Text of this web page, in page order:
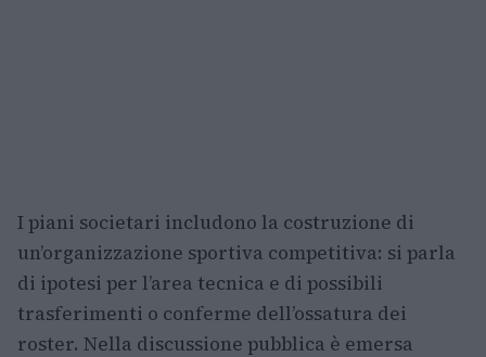
I piani societari includono la costruzione di
un’organizzazione sportiva competitiva: si parla
di ipotesi per l’area tecnica e di possibili
trasferimenti o conferme dell’ossatura dei
roster. Nella discussione pubblica è emersa